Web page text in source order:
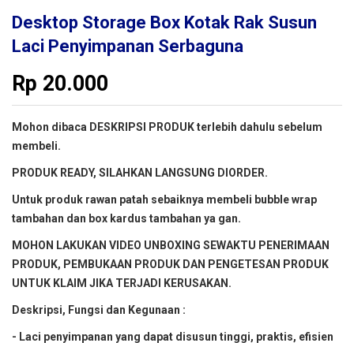
Desktop Storage Box Kotak Rak Susun
Laci Penyimpanan Serbaguna
Rp 20.000
Mohon dibaca DESKRIPSI PRODUK terlebih dahulu sebelum
membeli.
PRODUK READY, SILAHKAN LANGSUNG DIORDER.
Untuk produk rawan patah sebaiknya membeli bubble wrap
tambahan dan box kardus tambahan ya gan.
MOHON LAKUKAN VIDEO UNBOXING SEWAKTU PENERIMAAN
PRODUK, PEMBUKAAN PRODUK DAN PENGETESAN PRODUK
UNTUK KLAIM JIKA TERJADI KERUSAKAN.
Deskripsi, Fungsi dan Kegunaan :
- Laci penyimpanan yang dapat disusun tinggi, praktis, efisien